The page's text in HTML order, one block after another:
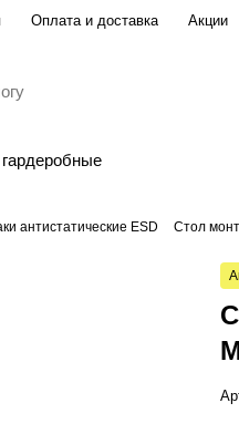
Оплата и доставка Акции
антистатические ESD Стол